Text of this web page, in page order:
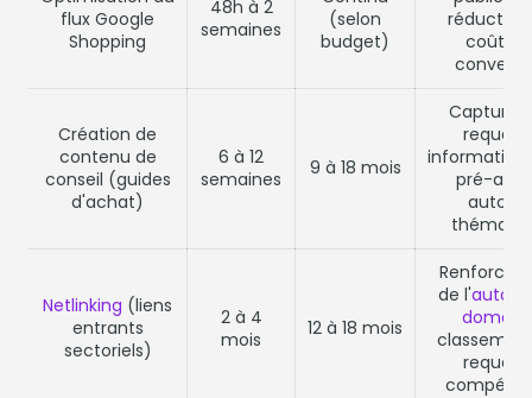
flux Google
Shopping
48h à 2
semaines
(selon
budget)
réduction
coût
Création de
contenu de
conseil (guides
d'achat)
6 à 12
semaines
9 à 18 mois
Capture
pré-
Netlinking (liens
entrants
sectoriels)
2 à 4
mois
12 à 18 mois
de l'